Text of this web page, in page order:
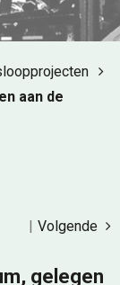
aan de
Volgende
|
gelegen